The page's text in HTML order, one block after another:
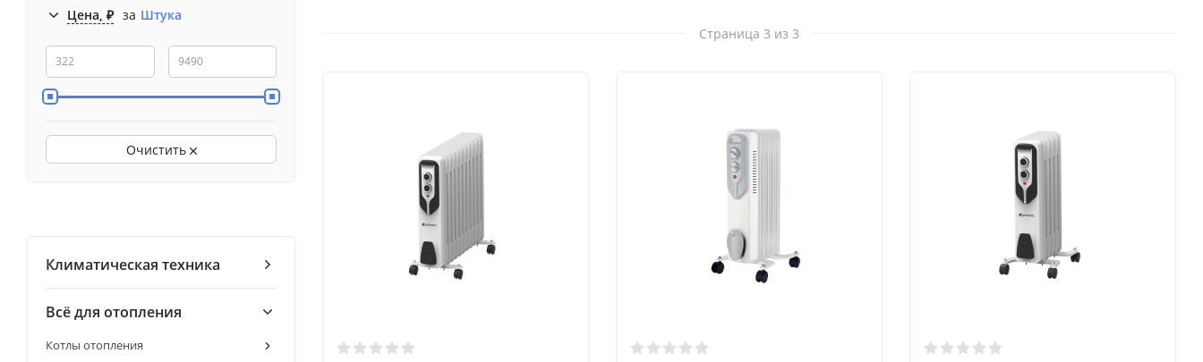
Цена, ₽ за Штука
Очистить
Климатическая техника
Всё для отопления
Котлы отопления
Страница 3 из 3